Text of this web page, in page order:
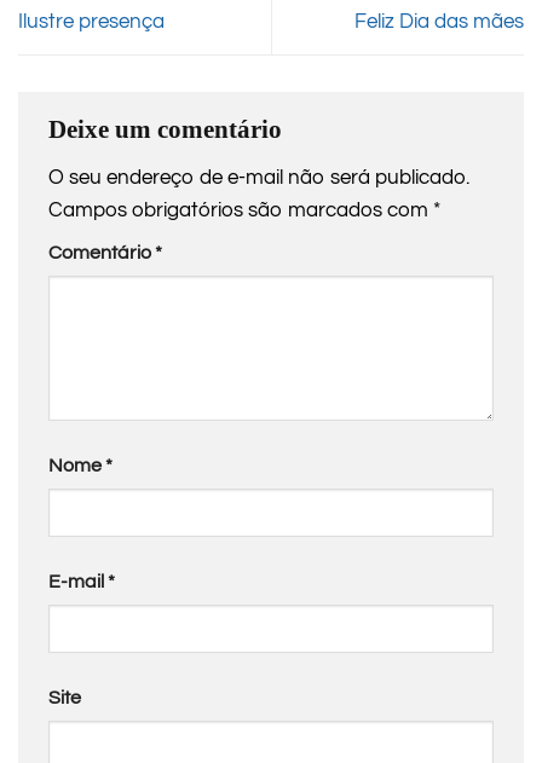
Ilustre presença Feliz Dia das mães
Deixe um comentário
O seu endereço de e-mail não será publicado.
Campos obrigatórios são marcados com *
Comentário*
Nome*
E-mail *
Site